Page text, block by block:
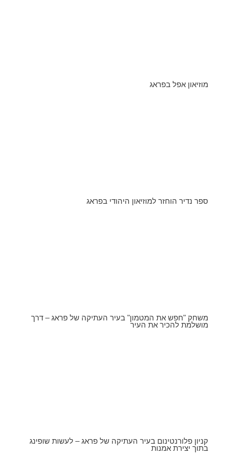
מוזיאון אפל בפראג
ספר נדיר הוחזר למוזיאון היהודי בפראג
משחק "חפש את המטמון" בעיר העתיקה של פראג – דרך
מושלמת להכיר את העיר
קניון פלורנטינום בעיר העתיקה של פראג – לעשות שופינג
בתוך יצירת אמנות